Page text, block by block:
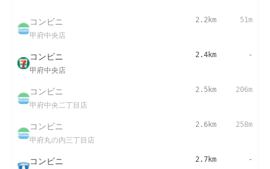
コンビニ
甲府中央店
2.2km 51m
コンビニ
甲府中央店
2.4km -
コンビニ
甲府中央二丁目店
2.5km 206m
コンビニ
甲府丸の内三丁目店
2.6km 258m
コンビニ 2.7km -